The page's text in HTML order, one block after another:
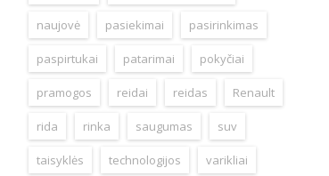
naujovė pasiekimai pasirinkimas
paspirtukai patarimai pokyčiai
pramogos reidai reidas Renault
rida rinka saugumas suv
taisyklės technologijos varikliai